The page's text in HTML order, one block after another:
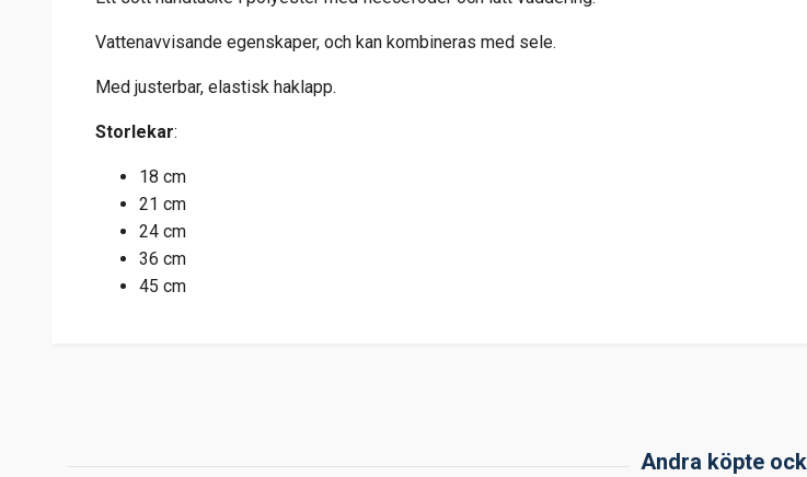
Vattenavvisande egenskaper, och kan kombineras med sele.
Med justerbar, elastisk haklapp.
Storlekar:
18 cm
21 cm
24 cm
36 cm
45 cm